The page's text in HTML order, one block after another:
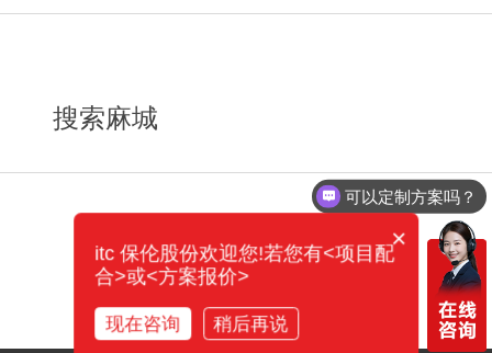
搜索麻城
可以定制方案吗？
×
itc 保伦股份欢迎您!若您有<项目配
合>或<方案报价>
现在咨询 稍后再说